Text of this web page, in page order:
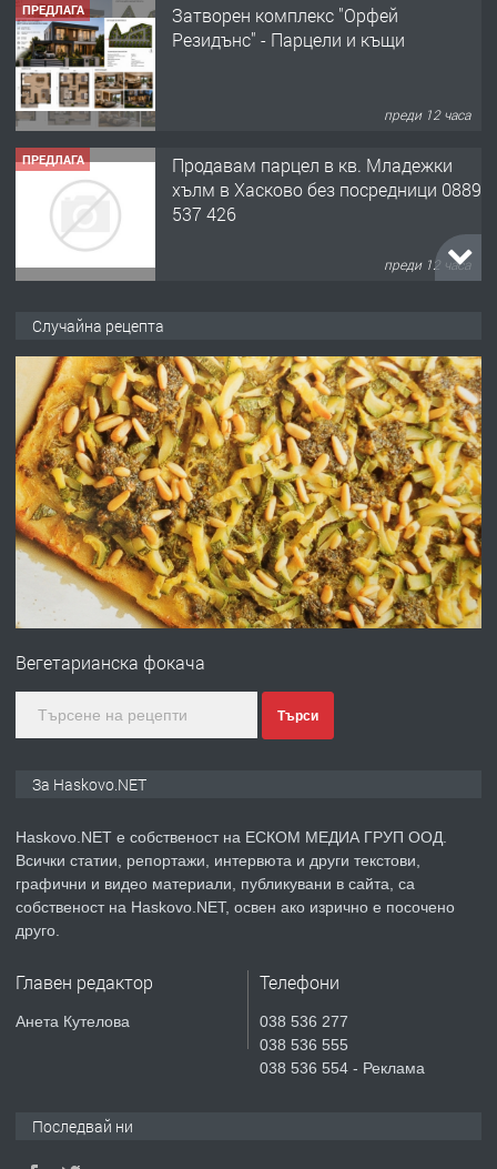
ПРЕДЛАГА
Затворен комплекс "Орфей
Резидънс" - Парцели и къщи
преди 12 часа
ПРЕДЛАГА
Продавам парцел в кв. Младежки
хълм в Хасково без посредници 0889
537 426
преди 12 часа
преди 12 часа
ПРЕДЛАГА Под НАЕМ двустаен Орфей
преди 3 дни
ПРЕДЛАГА
Нов апартамент на ул. Липа до
преди 4 дни
ПРЕДЛАГА
НАПЪЛНО ОБЗАВЕДЕН И
Давам гараж под наем
Случайна рецепта
Вегетарианска фокача
Търси
За Haskovo.NET
Haskovo.NET е собственост на ЕСКОМ МЕДИА ГРУП ООД.
Всички статии, репортажи, интервюта и други текстови,
графични и видео материали, публикувани в сайта, са
собственост на Haskovo.NET, освен ако изрично е посочено
друго.
Главен редактор
Анета Кутелова
Телефони
038 536 277
038 536 555
038 536 554 - Реклама
Последвай ни